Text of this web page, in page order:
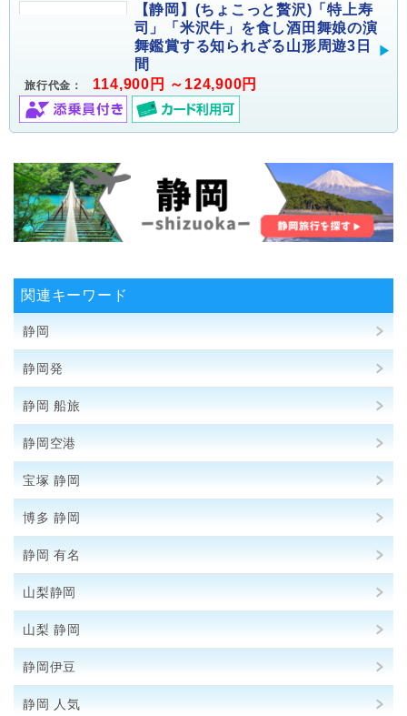
【静岡】(ちょこっと贅沢)「特上寿
司」「米沢牛」を食し酒田舞娘の演
舞鑑賞する知られざる山形周遊3日
間
旅行代金： 114,900円 ～124,900円
関連キーワード
静岡
静岡発
静岡 船旅
静岡空港
宝塚 静岡
博多 静岡
静岡 有名
山梨静岡
山梨 静岡
静岡伊豆
静岡 人気